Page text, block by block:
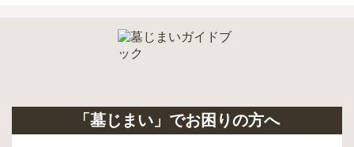
「墓じまい」でお困りの方へ